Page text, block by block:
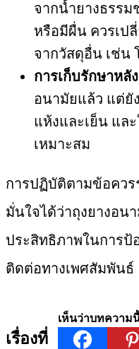
จากน้ำยางธรรม
หรือมีผื่น ควรเป
จากวัสดุอื่น เช่น
การเก็บรักษาหลั
อนามัยแล้ว แต่ยั
แห้งและเย็น แล
เหมาะสม
การปฏิบัติตามข้อคว
มั่นใจได้ว่าถุงยางอน
ประสิทธิภาพในการป้
ติดต่อทางเพศสัมพันธ์
เห็นว่าบทความ
เรื่องที่